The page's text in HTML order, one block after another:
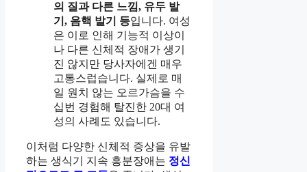
의 질과 다른 느낌, 유두 발
기, 음핵 발기 등입니다. 여성
은 이로 인해 기능적 이상이
나 다른 신체적 장애가 생기
진 않지만 당사자에겐 매우
고통스럽습니다. 실제로 매
일 원치 않는 오르가슴을 수
십번 경험해 탈진한 20대 여
성의 사례도 있습니다.
이처럼 다양한 신체적 증상을 유발
하는 생식기 지속 흥분장애는 정신